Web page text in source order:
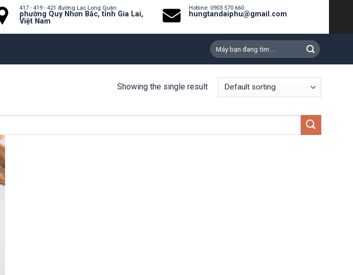
417 - 419 - 421 đường Lạc Long Quân
phường Quy Nhơn Bắc, tỉnh Gia Lai,
Việt Nam
Hotline: 0903 570 660
hungtandaiphu@gmail.com
Search
for:
Showing the single result